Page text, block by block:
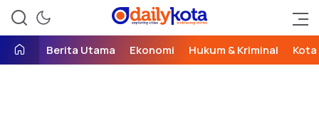
Daily Kota
exploring cities, embracing
Berita Utama Ekonomi Hukum & Kriminal Kota